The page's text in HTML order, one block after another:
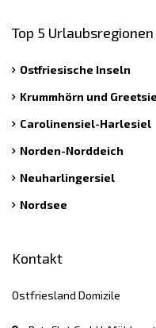
Top 5 Urlaubsregionen
Ostfriesische Inseln
Krummhörn und
Carolinensiel-Harlesiel
Norden-Norddeich
Neuharlingersiel
Nordsee
Kontakt
Ostfriesland Domizile